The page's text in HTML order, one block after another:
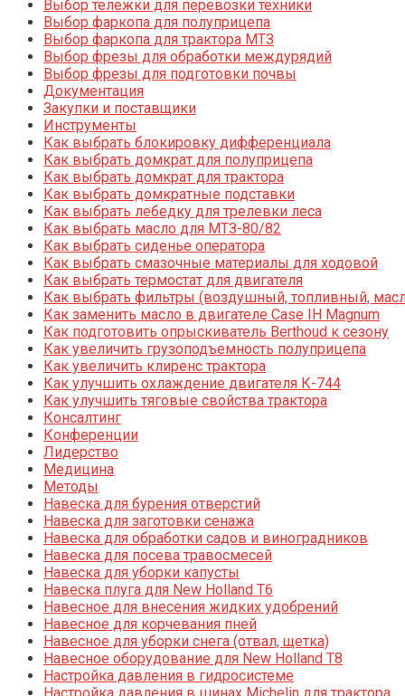
Выбор тележки для перевозки техники
Выбор фаркопа для полуприцепа
Выбор фаркопа для трактора МТЗ
Выбор фрезы для обработки междурядий
Выбор фрезы для подготовки почвы
Документация
Закупки и поставщики
Инструменты
Как выбрать блокировку дифференциала
Как выбрать домкрат для полуприцепа
Как выбрать домкрат для трактора
Как выбрать домкратные подставки
Как выбрать лебедку для трелевки леса
Как выбрать масло для МТЗ-80/82
Как выбрать сиденье оператора
Как выбрать смазочные материалы для ходовой
Как выбрать термостат для двигателя
Как выбрать фильтры (воздушный, топливный,
Как заменить масло в двигателе Case IH Magnum
Как подготовить опрыскиватель Berthoud к сезону
Как увеличить грузоподъемность полуприцепа
Как увеличить клиренс трактора
Как улучшить охлаждение двигателя К-744
Как улучшить тяговые свойства трактора
Консалтинг
Конференции
Лидерство
Медицина
Методы
Навеска для бурения отверстий
Навеска для заготовки сенажа
Навеска для обработки садов и виноградников
Навеска для посева травосмесей
Навеска для уборки капусты
Навеска плуга для New Holland T6
Навесное для внесения жидких удобрений
Навесное для корчевания пней
Навесное для уборки снега (отвал, щетка)
Навесное оборудование для New Holland T8
Настройка давления в гидросистеме